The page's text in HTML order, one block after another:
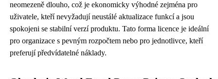
neomezeně dlouho, což je ekonomicky výhodné zejména pro
uživatele, kteří nevyžadují neustálé aktualizace funkcí a jsou
spokojeni se stabilní verzí produktu. Tato forma licence je ideální
pro organizace s pevným rozpočtem nebo pro jednotlivce, kteří
preferují předvídatelné náklady.